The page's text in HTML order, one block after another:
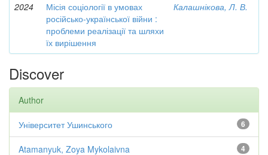
2024
Місія соціології в умовах
російсько-української війни :
проблеми реалізації та шляхи
їх вирішення
Калашнікова, Л. В.
Discover
Author
6
Університет Ушинського
4
Atamanyuk, Zoya Mykolaivna